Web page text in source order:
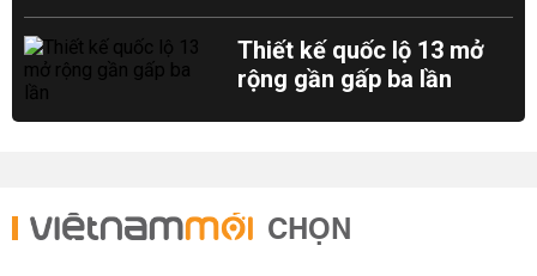
Thiết kế quốc lộ 13 mở
rộng gần gấp ba lần
CHỌN